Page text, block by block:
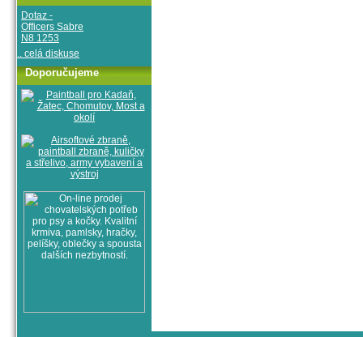
Dotaz -
Officers Sabre
N8 1253
.. celá diskuse
Doporučujeme